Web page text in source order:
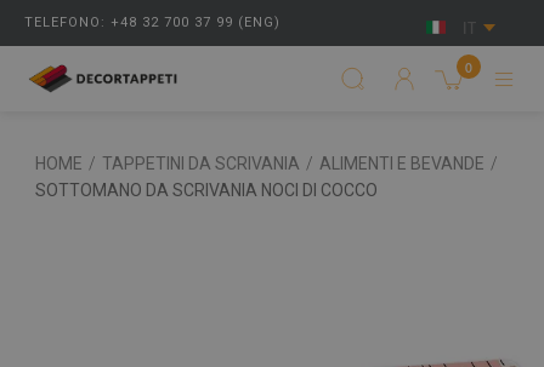
TELEFONO: +48 32 700 37 99 (ENG)
0
HOME / TAPPETINI DA SCRIVANIA / ALIMENTI E BEVANDE /
SOTTOMANO DA SCRIVANIA NOCI DI COCCO